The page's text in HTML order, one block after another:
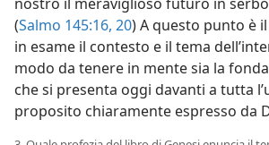
(Salmo 145:16, 20) A questo punto è
in esame il contesto e il tema
modo da tenere in mente sia la
che si presenta oggi davanti a tutta
proposito chiaramente espresso da